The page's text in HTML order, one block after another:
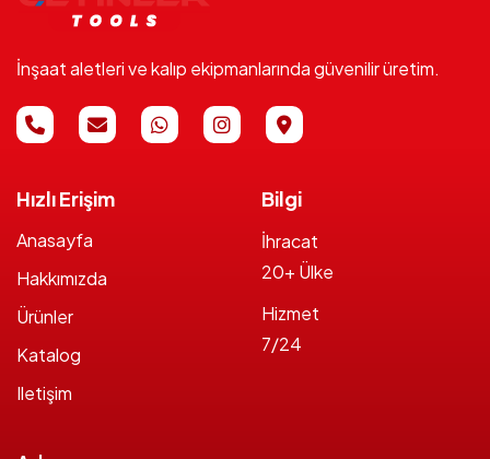
İnşaat aletleri ve kalıp ekipmanlarında güvenilir üretim.
Hızlı Erişim
Anasayfa
Hakkımızda
Ürünler
Katalog
Iletişim
Bilgi
İhracat
20+ Ülke
Hizmet
7/24